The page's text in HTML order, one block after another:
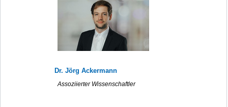
Dr. Jörg Ackermann
Assoziierter Wissenschaftler